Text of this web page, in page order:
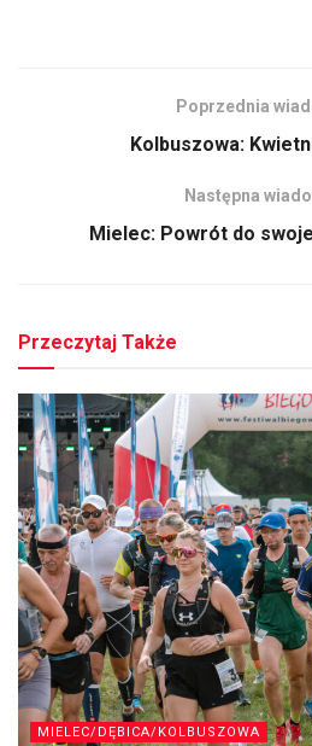
Poprzednia
Kolbuszowa:
Następna
Mielec: Powrót do
Przeczytaj Także
MIELEC/DĘBICA/KOLBUSZOWA